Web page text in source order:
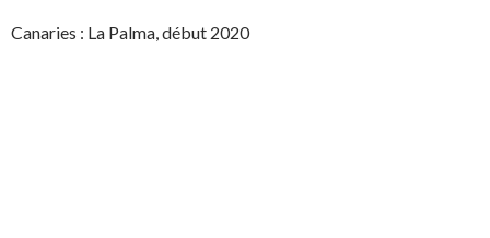
Canaries : La Palma, début 2020